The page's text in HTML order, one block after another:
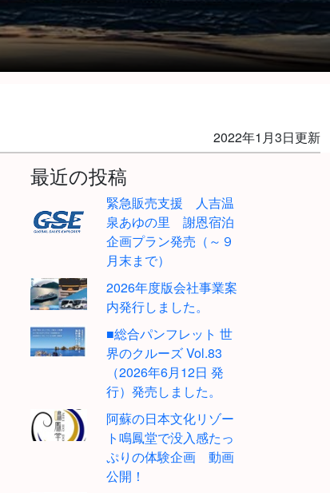
2022年1月3日更新
最近の投稿
緊急販売支援 人吉温
泉あゆの里 謝恩宿泊
企画プラン発売（～９
月末まで）
2026年度版会社事業案
内発行しました。
■総合パンフレット 世
界のクルーズ Vol.83
（2026年6月12日 発
行）発売しました。
阿蘇の日本文化リゾー
ト鳴鳳堂で没入感たっ
ぷりの体験企画 動画
公開！